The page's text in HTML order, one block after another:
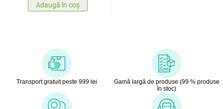
Adaugă în coș
Transport gratuit peste 999 lei
Gamă largă de produse (99 % produse
în stoc)